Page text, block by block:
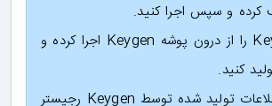
کرده و سپس اجرا کنید.
فایل Keygen.exe را از درون پوشه Keygen اجرا کرده و
کنید.
نرم افزار را با اطلاعات تولید شده توسط Keygen رجیستر